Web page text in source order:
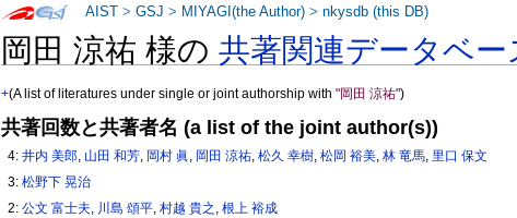
岡田 涼祐 様の共著関連データベー
+(A list of literatures under single or joint authorship with"岡田 涼祐")
共著回数と共著者名 (a list of the joint author(s))
4:井内 美郎, 山田 和芳, 岡村 眞, 岡田 涼祐,松久 幸樹,松岡 裕美,林 竜馬, 里口 保文
3:松野下 晃治
2:公文 富士夫, 川島 頌平,村越 貴之 ,根上 裕成
AIST >GSJ > MIYAGI(the Author) >nkysdb (this DB)